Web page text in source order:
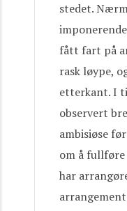
stedet.
fått fart på
rask løype,
etterkant. I
observert
ambisiøse
om å
har